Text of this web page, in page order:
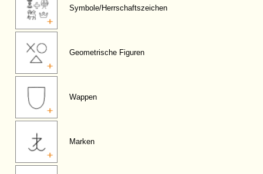
Symbole/Herrschaftszeichen
Geometrische Figuren
Wappen
Marken